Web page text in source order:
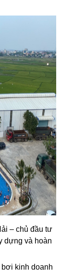
– chủ đầu tư
dựng và hoàn
kinh doanh